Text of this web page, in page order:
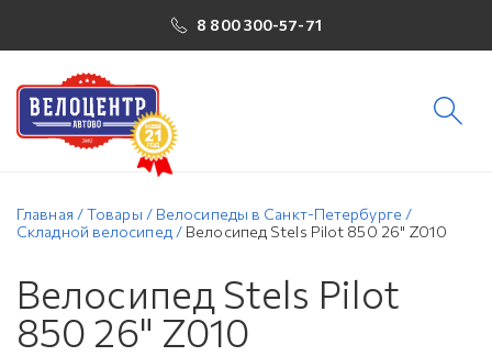
8 800 300-57-71
Главная /Товары / Велосипеды в Санкт-Петербурге /
Складной велосипед / Велосипед Stels Pilot 850 26" Z010
Велосипед Stels Pilot
850 26" Z010